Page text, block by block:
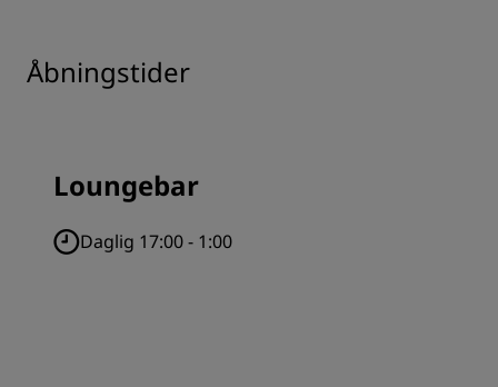
Åbningstider
Loungebar
Daglig 17:00 - 1:00